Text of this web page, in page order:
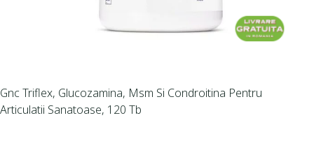
Gnc Triflex, Glucozamina, Msm Si Condroitina Pentru
Articulatii Sanatoase, 120 Tb